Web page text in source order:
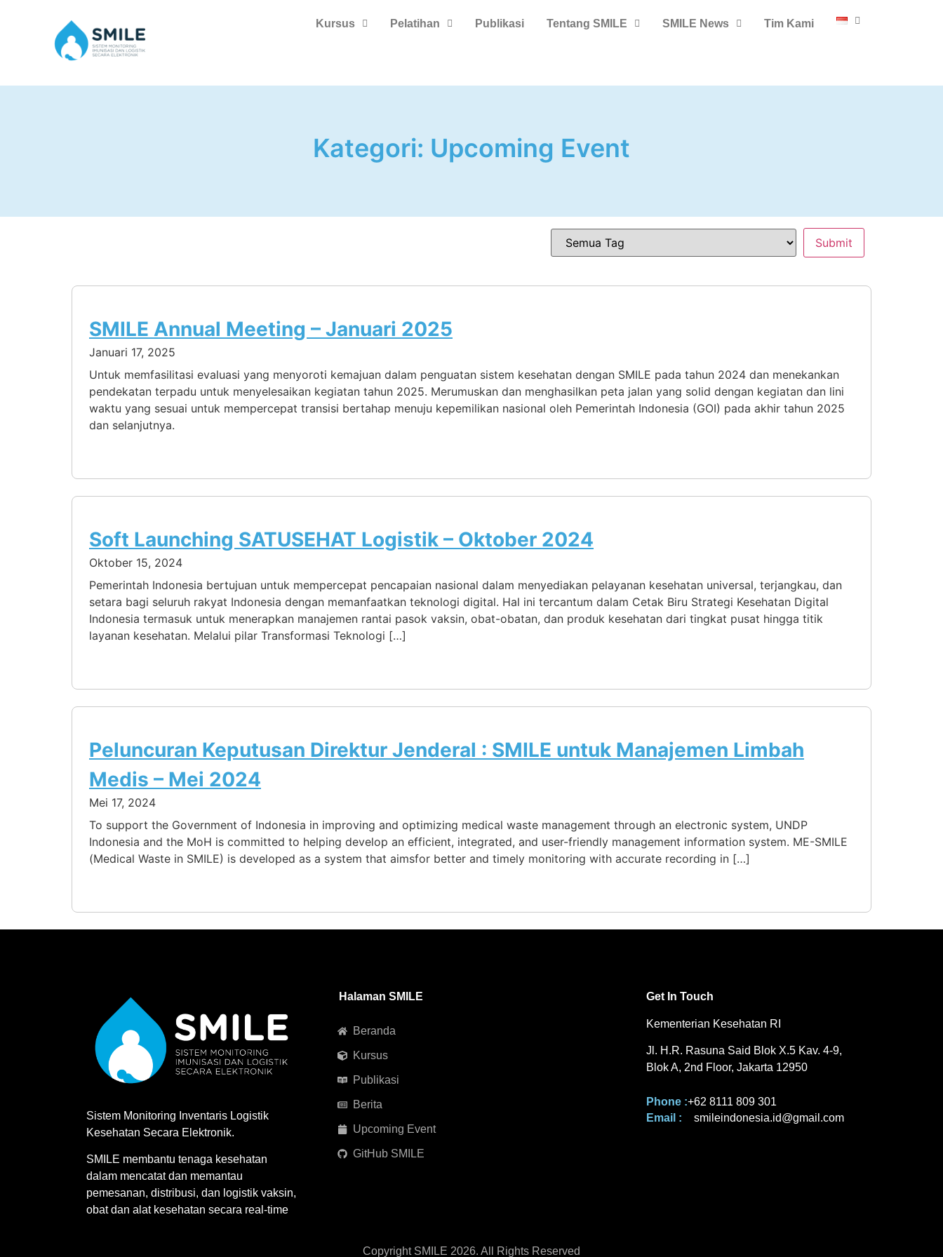
Kursus Pelatihan Publikasi Tentang SMILE SMILE News Tim Kami
Kategori: Upcoming Event
SMILE Annual Meeting – Januari 2025
Januari 17, 2025
Untuk memfasilitasi evaluasi yang menyoroti kemajuan dalam penguatan sistem kesehatan dengan SMILE pada tahun 2024 dan menekankan
pendekatan terpadu untuk menyelesaikan kegiatan tahun 2025. Merumuskan dan menghasilkan peta jalan yang solid dengan kegiatan dan lini
waktu yang sesuai untuk mempercepat transisi bertahap menuju kepemilikan nasional oleh Pemerintah Indonesia (GOI) pada akhir tahun 2025
dan selanjutnya.
Soft Launching SATUSEHAT Logistik – Oktober 2024
Oktober 15, 2024
Pemerintah Indonesia bertujuan untuk mempercepat pencapaian nasional dalam menyediakan pelayanan kesehatan universal, terjangkau, dan
setara bagi seluruh rakyat Indonesia dengan memanfaatkan teknologi digital. Hal ini tercantum dalam Cetak Biru Strategi Kesehatan Digital
Indonesia termasuk untuk menerapkan manajemen rantai pasok vaksin, obat-obatan, dan produk kesehatan dari tingkat pusat hingga titik
layanan kesehatan. Melalui pilar Transformasi Teknologi […]
Peluncuran Keputusan Direktur Jenderal : SMILE untuk Manajemen Limbah
Medis – Mei 2024
Mei 17, 2024
To support the Government of Indonesia in improving and optimizing medical waste management through an electronic system, UNDP
Indonesia and the MoH is committed to helping develop an efficient, integrated, and user-friendly management information system. ME-SMILE
(Medical Waste in SMILE) is developed as a system that aimsfor better and timely monitoring with accurate recording in […]
Sistem Monitoring Inventaris Logistik
Kesehatan Secara Elektronik.
SMILE membantu tenaga kesehatan
dalam mencatat dan memantau
pemesanan, distribusi, dan logistik vaksin,
obat dan alat kesehatan secara real-time
Halaman SMILE
Beranda
Kursus
Publikasi
Berita
Upcoming Event
GitHub SMILE
Get In Touch
Kementerian Kesehatan RI
Jl. H.R. Rasuna Said Blok X.5 Kav. 4-9,
Blok A, 2nd Floor, Jakarta 12950
Phone :+62 8111 809 301
Email :
smileindonesia.id@gmail.com
Copyright SMILE 2026. All Rights Reserved